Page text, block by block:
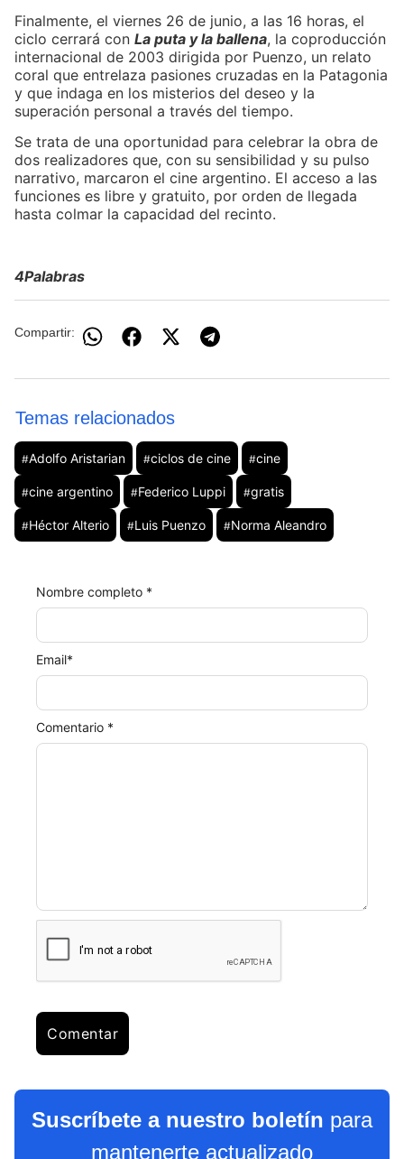
Finalmente, el viernes 26 de junio, a las 16 horas, el
ciclo cerrará con La puta y la ballena, la coproducción
internacional de 2003 dirigida por Puenzo, un relato
coral que entrelaza pasiones cruzadas en la Patagonia
y que indaga en los misterios del deseo y la
superación personal a través del tiempo.
Se trata de una oportunidad para celebrar la obra de
dos realizadores que, con su sensibilidad y su pulso
narrativo, marcaron el cine argentino. El acceso a las
funciones es libre y gratuito, por orden de llegada
hasta colmar la capacidad del recinto.
4Palabras
Compartir:
Temas relacionados
#Adolfo Aristarian #ciclos de cine #cine
#cine argentino #Federico Luppi #gratis
#Héctor Alterio #Luis Puenzo #Norma Aleandro
Comentario *
Nombre completo *
Email*
Suscríbete a nuestro boletín para
mantenerte actualizado